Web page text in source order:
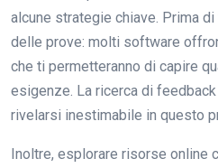
alcune strategie chiave. Prima
delle prove: molti software
che ti permetteranno di capire
esigenze. La ricerca di
rivelarsi inestimabile in questo
Inoltre, esplorare risorse online